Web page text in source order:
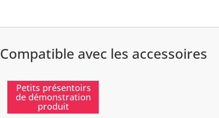
Compatible avec les accessoires
)
Petits présentoirs
de démonstration
produit